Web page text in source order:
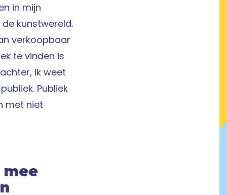
in mijn
kunstwereld.
verkoopbaar
te vinden is
ik weet
Publiek
met niet
mee